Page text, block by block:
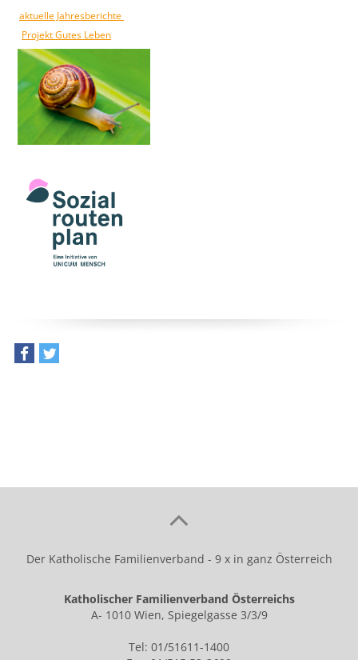
aktuelle Jahresberichte
Projekt Gutes Leben
Der Katholische Familienverband - 9 x in ganz Österreich
Katholischer Familienverband Österreichs
A- 1010 Wien, Spiegelgasse 3/3/9
Tel: 01/51611-1400